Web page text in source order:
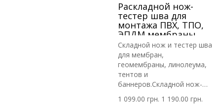
Раскладной нож-
тестер шва для
монтажа ПВХ, ТПО,
ЭПДМ мембраны
GOODIZOL
Складной нож и тестер шва
для мембран,
геомембраны, линолеума,
тентов и
баннеров.Складной нож-
1 099.00 грн. 1 190.00 грн.